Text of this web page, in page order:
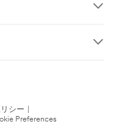
シー
Preferences